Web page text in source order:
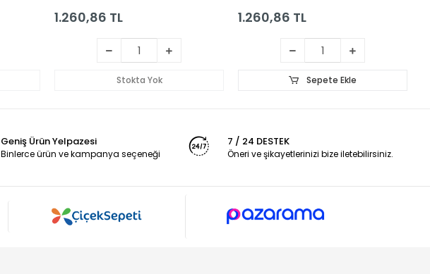
1.260,86 TL
Stokta Yok
1.260,86 TL
Sepete Ekle
Geniş Ürün Yelpazesi
Binlerce ürün ve kampanya seçeneği
7 / 24 DESTEK
Öneri ve şikayetlerinizi bize iletebilirsiniz.